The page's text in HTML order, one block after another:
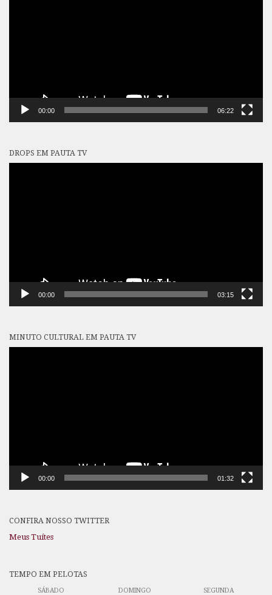
00:00 06:22
DROPS EM PAUTA TV
00:00 03:15
MINUTO CULTURAL EM PAUTA TV
00:00 01:32
CONFIRA NOSSO TWITTER
Meus Tuítes
TEMPO EM PELOTAS
SÁBADO DOMINGO SEGUNDA